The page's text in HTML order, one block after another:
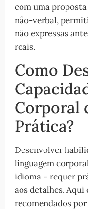
com uma
não-verbal,
não expressas
reais.
Como
Corporal
Prática?
Desenvolver
linguagem
idioma – requer
aos detalhes.
recomendados